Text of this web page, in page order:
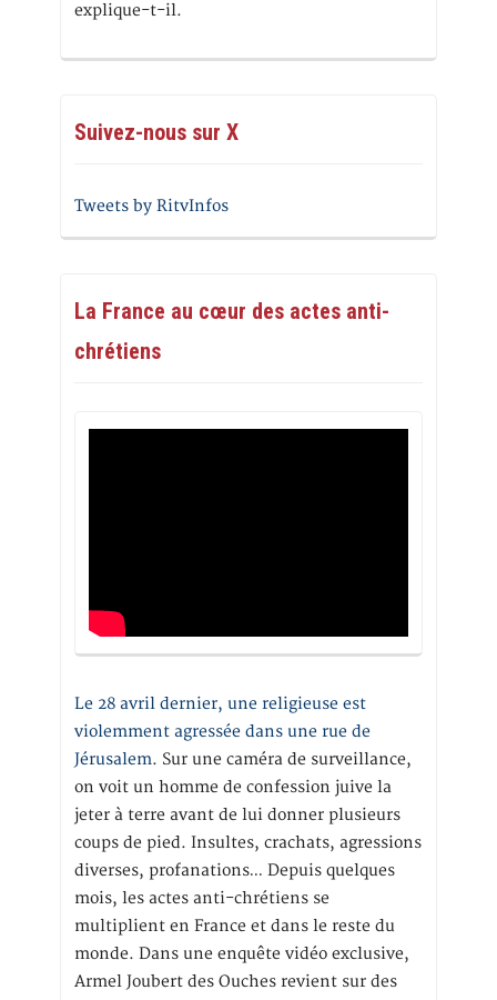
explique-t-il.
Suivez-nous sur X
Tweets by RitvInfos
La France au cœur des actes anti-
chrétiens
Le 28 avril dernier, une religieuse est
violemment agressée dans une rue de
Jérusalem. Sur une caméra de surveillance,
on voit un homme de confession juive la
jeter à terre avant de lui donner plusieurs
coups de pied. Insultes, crachats, agressions
diverses, profanations… Depuis quelques
mois, les actes anti-chrétiens se
multiplient en France et dans le reste du
monde. Dans une enquête vidéo exclusive,
Armel Joubert des Ouches revient sur des